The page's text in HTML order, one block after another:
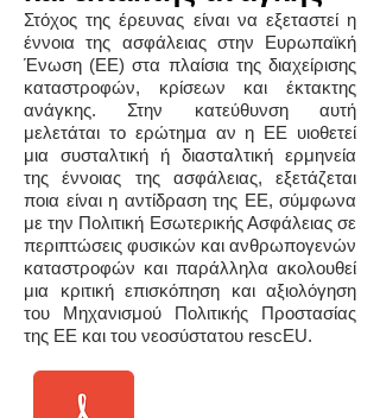
Στόχος της έρευνας είναι να εξεταστεί η
έννοια της ασφάλειας στην Ευρωπαϊκή
Ένωση (ΕΕ) στα πλαίσια της διαχείρισης
καταστροφών, κρίσεων και έκτακτης
ανάγκης. Στην κατεύθυνση αυτή
μελετάται το ερώτημα αν η ΕΕ υιοθετεί
μια συσταλτική ή διασταλτική ερμηνεία
της έννοιας της ασφάλειας, εξετάζεται
ποια είναι η αντίδραση της ΕΕ, σύμφωνα
με την Πολιτική Εσωτερικής Ασφάλειας σε
περιπτώσεις φυσικών και ανθρωπογενών
καταστροφών και παράλληλα ακολουθεί
μια κριτική επισκόπηση και αξιολόγηση
του Μηχανισμού Πολιτικής Προστασίας
της ΕΕ και του νεοσύστατου rescEU.